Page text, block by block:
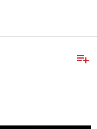
playlist_add